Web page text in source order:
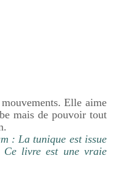
Elle aime
mais de pouvoir tout
: La tunique est issue
livre est une vraie